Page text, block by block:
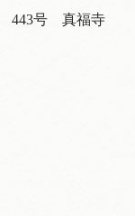
443号 真福寺